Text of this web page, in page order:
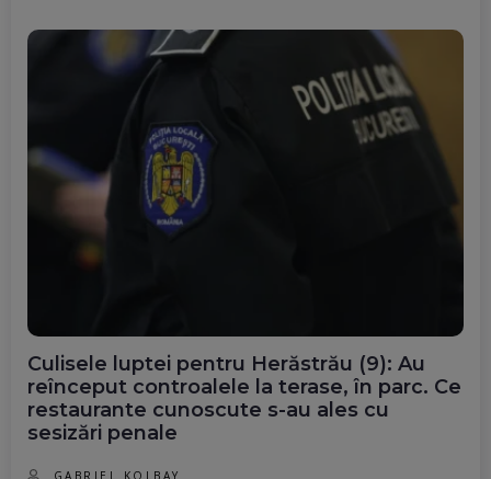
Culisele luptei pentru Herăstrău (9): Au
reînceput controalele la terase, în parc. Ce
restaurante cunoscute s-au ales cu
sesizări penale
GABRIEL KOLBAY